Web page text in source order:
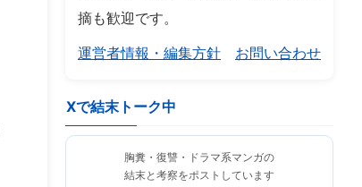
摘も歓迎です。
運営者情報・編集方針
お問い合わせ
Xで結末トーク中
胸糞・復讐・ドラマ系マンガの
結末と考察をポストしています